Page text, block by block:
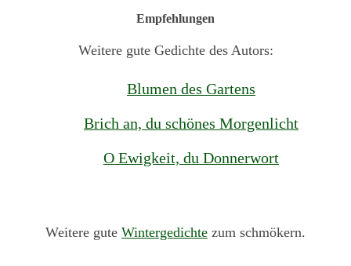
Empfehlungen
Weitere gute Gedichte des Autors:
Blumen des Gartens
Brich an, du schönes Morgenlicht
O Ewigkeit, du Donnerwort
Weitere gute Wintergedichte zum schmökern.